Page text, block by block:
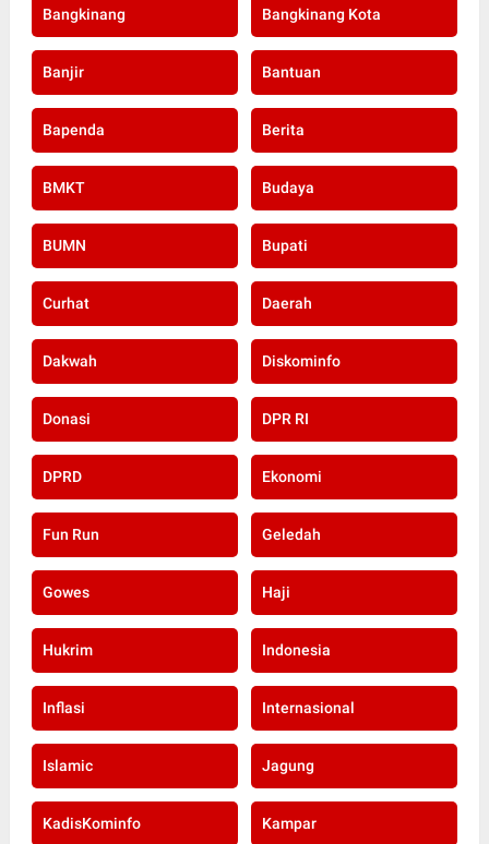
Bangkinang Bangkinang Kota
Banjir Bantuan
Bapenda Berita
BMKT Budaya
BUMN Bupati
Curhat Daerah
Dakwah Diskominfo
Donasi DPR RI
DPRD Ekonomi
Fun Run Geledah
Gowes Haji
Hukrim Indonesia
Inflasi Internasional
Islamic Jagung
KadisKominfo Kampar